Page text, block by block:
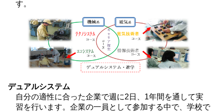
す。
デュアルシステム
自分の適性に合った企業で週に2日、1年間を通して実
習を行います。企業の一員として参加する中で、学校で